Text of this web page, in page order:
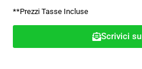
**Prezzi Tasse Incluse
Scrivici